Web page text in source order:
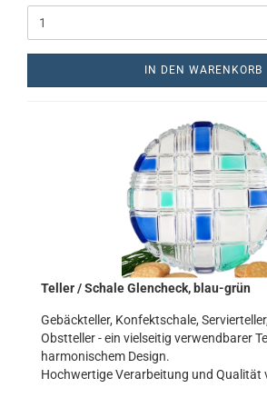
IN DEN WARENKORB
Teller / Schale Glencheck, blau-grün
Gebäckteller, Konfektschale,
Obstteller - ein vielseitig verwendbarer
harmonischem Design.
Hochwertige Verarbeitung und Qualität